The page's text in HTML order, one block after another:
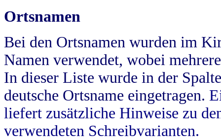
Ortsnamen
Bei den Ortsnamen wurden im
Namen verwendet, wobei
In dieser Liste wurde in der
deutsche Ortsname eingetragen.
liefert zusätzliche Hinweise zu
verwendeten Schreibvarianten.